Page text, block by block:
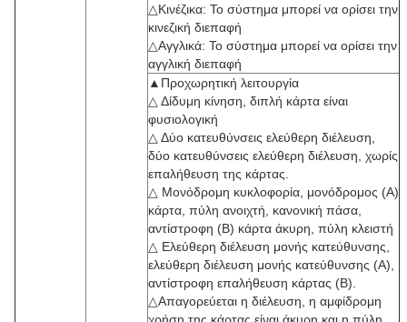
△Κινέζικα: Το σύστημα μπορεί να ορίσει την
κινεζική διεπαφή
△Αγγλικά: Το σύστημα μπορεί να ορίσει την
αγγλική διεπαφή
▲Προχωρητική λειτουργία
△ Δίδυμη κίνηση, διπλή κάρτα είναι
φυσιολογική
△ Δύο κατευθύνσεις ελεύθερη διέλευση,
δύο κατευθύνσεις ελεύθερη διέλευση, χωρίς
επαλήθευση της κάρτας.
△ Μονόδρομη κυκλοφορία, μονόδρομος (Α)
κάρτα, πύλη ανοιχτή, κανονική πάσα,
αντίστροφη (Β) κάρτα άκυρη, πύλη κλειστή
△ Ελεύθερη διέλευση μονής κατεύθυνσης,
ελεύθερη διέλευση μονής κατεύθυνσης (Α),
αντίστροφη επαλήθευση κάρτας (Β).
△Απαγορεύεται η διέλευση, η αμφίδρομη